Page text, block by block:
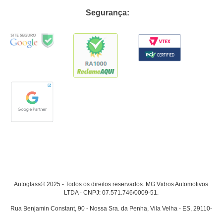
Segurança:
Autoglass© 2025 - Todos os direitos reservados. MG Vidros Automotivos
LTDA - CNPJ: 07.571.746/0009-51.
Rua Benjamin Constant, 90 - Nossa Sra. da Penha, Vila Velha - ES, 29110-